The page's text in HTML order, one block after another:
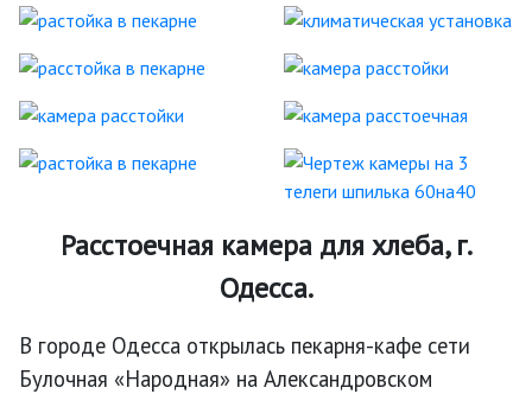
Расстоечная камера для хлеба, г.
Одесса.
В городе Одесса открылась пекарня-кафе сети
Булочная «Народная» на Александровском